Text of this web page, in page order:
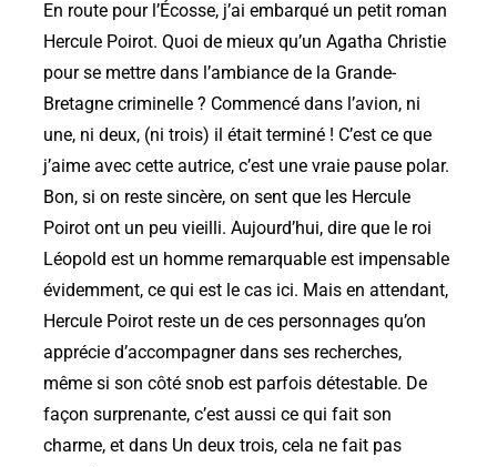
En route pour l’Écosse, j’ai embarqué un petit roman
Hercule Poirot. Quoi de mieux qu’un Agatha Christie
pour se mettre dans l’ambiance de la Grande-
Bretagne criminelle ? Commencé dans l’avion, ni
une, ni deux, (ni trois) il était terminé ! C’est ce que
j’aime avec cette autrice, c’est une vraie pause polar.
Bon, si on reste sincère, on sent que les Hercule
Poirot ont un peu vieilli. Aujourd’hui, dire que le roi
Léopold est un homme remarquable est impensable
évidemment, ce qui est le cas ici. Mais en attendant,
Hercule Poirot reste un de ces personnages qu’on
apprécie d’accompagner dans ses recherches,
même si son côté snob est parfois détestable. De
façon surprenante, c’est aussi ce qui fait son
charme, et dans Un deux trois, cela ne fait pas